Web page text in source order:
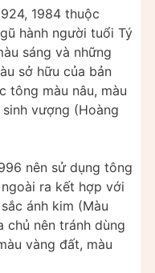
1984 thuộc
hành người tuổi Tý
sáng và những
sở hữu của bản
tông màu nâu, màu
vượng (Hoàng
nên sử dụng tông
ra kết hợp với
ánh kim (Màu
chủ nên tránh dùng
vàng đất, màu